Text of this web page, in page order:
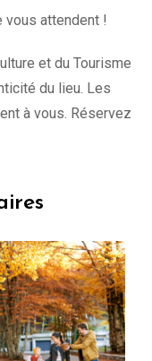
attendent !
et du Tourisme
du lieu. Les
à vous. Réservez